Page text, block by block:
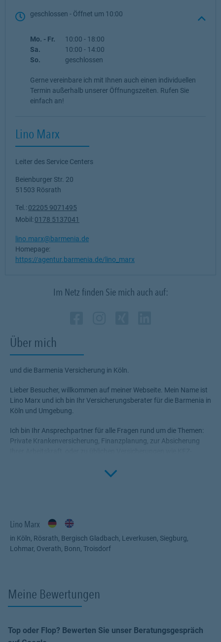
Über mich
und die Barmenia Versicherung in Köln.
Lieber Besucher, willkommen auf meiner Webseite. Mein Name ist
Lino Marx und ich bin Ihr Versicherungsberater für die Barmenia in
Köln und Umgebung.
Ich bin Ihr Ansprechpartner für alle Fragen rund um die Themen:
Private Krankenversicherung, Finanzplanung, zur Absicherung
gewinnen.
AUF MICH KÖNNEN SIE SICH VERLASSEN.
Click to
Lino Marx
in Köln, Rösrath, Bergisch Gladbach, Leverkusen, Siegburg,
Lohmar, Overath, Bonn, Troisdorf
geschlossen - Öffnet um 10:00
Wochentag Öffnungszeiten
Mo. - Fr. 10:00 - 18:00
Sa.
10:00 - 14:00
So.
geschlossen
Gerne vereinbare ich mit Ihnen auch einen individuellen
Termin außerhalb unserer Öffnungszeiten. Rufen Sie
einfach an!
Lino Marx
Leiter des Service Centers
Beienburger Str. 20
51503 Rösrath
Tel.: 02205 9071495
Mobil: 0178 5137041
lino.marx@barmenia.de
Homepage:
https://agentur.barmenia.de/lino_marx
Im Netz finden Sie mich auch auf:
Meine Bewertungen
Top oder Flop? Bewerten Sie unser Beratungsgespräch